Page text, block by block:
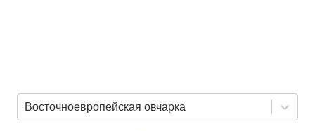
Восточноевропейская овчарка